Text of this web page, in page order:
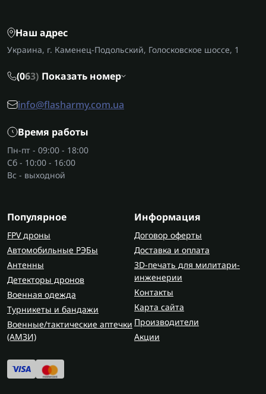
Наш адрес
Украина, г. Каменец-Подольский, Голосковское шоссе, 1
(063) Показать номер
info@flasharmy.com.ua
Время работы
Пн-пт - 09:00 - 18:00
Сб - 10:00 - 16:00
Вс - выходной
Популярное
FPV дроны
Автомобильные РЭБы
Антенны
Детекторы дронов
Военная одежда
Турникеты и бандажи
Военные/тактические аптечки
(AMЗИ)
Информация
Договор оферты
Доставка и оплата
3D-печать для милитари-
инженерии
Контакты
Карта сайта
Производители
Акции